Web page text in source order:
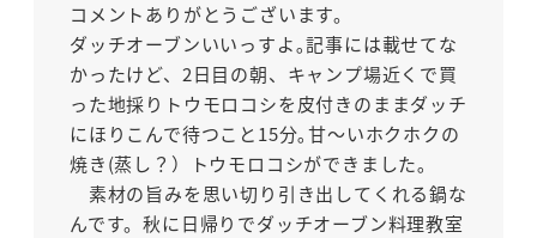
コメントありがとうございます。
ダッチオーブンいいっすよ｡記事には載せてな
かったけど、2日目の朝、キャンプ場近くで買
った地採りトウモロコシを皮付きのままダッチ
にほりこんで待つこと15分｡甘～いホクホクの
焼き(蒸し？）トウモロコシができました｡
素材の旨みを思い切り引き出してくれる鍋な
んです。秋に日帰りでダッチオーブン料理教室